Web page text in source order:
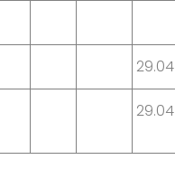
29.04
29.04